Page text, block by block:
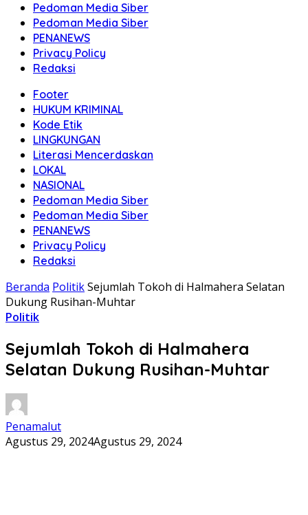
Pedoman Media Siber
Pedoman Media Siber
PENANEWS
Privacy Policy
Redaksi
Footer
HUKUM KRIMINAL
Kode Etik
LINGKUNGAN
Literasi Mencerdaskan
LOKAL
NASIONAL
Pedoman Media Siber
Pedoman Media Siber
PENANEWS
Privacy Policy
Redaksi
Beranda PolitikSejumlah Tokoh di Halmahera Selatan
Dukung Rusihan-Muhtar
Politik
Sejumlah Tokoh di Halmahera
Selatan Dukung Rusihan-Muhtar
Penamalut
Agustus 29, 2024Agustus 29, 2024